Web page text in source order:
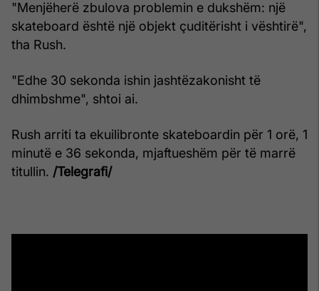
"Menjëherë zbulova problemin e dukshëm: një
skateboard është një objekt çuditërisht i vështirë",
tha Rush.
"Edhe 30 sekonda ishin jashtëzakonisht të
dhimbshme", shtoi ai.
Rush arriti ta ekuilibronte skateboardin për 1 orë, 1
minutë e 36 sekonda, mjaftueshëm për të marrë
titullin. /Telegrafi/